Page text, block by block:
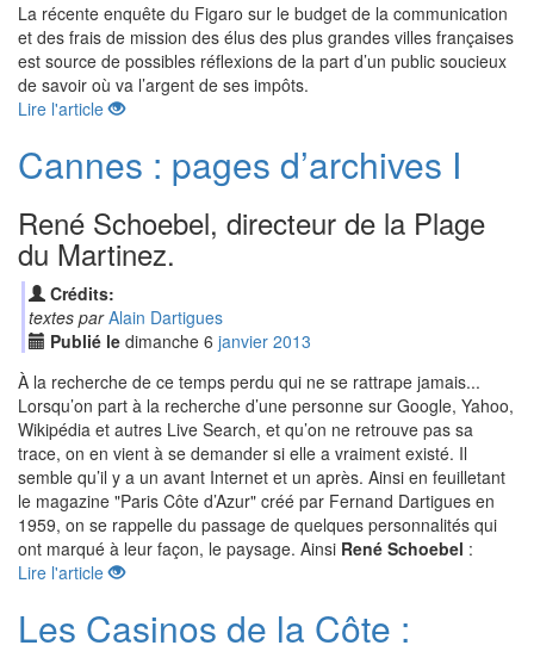
La récente enquête du Figaro sur le budget de la communication
et des frais de mission des élus des plus grandes villes françaises
est source de possibles réflexions de la part d’un public soucieux
de savoir où va l’argent de ses impôts.
Lire l'article
Cannes : pages d’archives I
René Schoebel, directeur de la Plage
du Martinez.
Crédits:
textes par Alain Dartigues
Publié le dimanche 6 janvier 2013
À la recherche de ce temps perdu qui ne se rattrape jamais...
Lorsqu’on part à la recherche d’une personne sur Google, Yahoo,
Wikipédia et autres Live Search, et qu’on ne retrouve pas sa
trace, on en vient à se demander si elle a vraiment existé. Il
semble qu’il y a un avant Internet et un après. Ainsi en feuilletant
le magazine "Paris Côte d’Azur" créé par Fernand Dartigues en
1959, on se rappelle du passage de quelques personnalités qui
ont marqué à leur façon, le paysage. Ainsi René Schoebel :
Lire l'article
Les Casinos de la Côte :